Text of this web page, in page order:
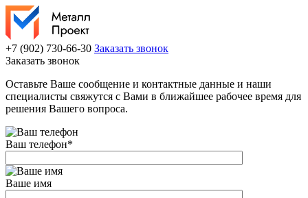
+7 (902) 730-66-30 Заказать звонок
Заказать звонок
Оставьте Ваше сообщение и контактные данные и наши
специалисты свяжутся с Вами в ближайшее рабочее время для
решения Вашего вопроса.
Ваш телефон*
Ваше имя